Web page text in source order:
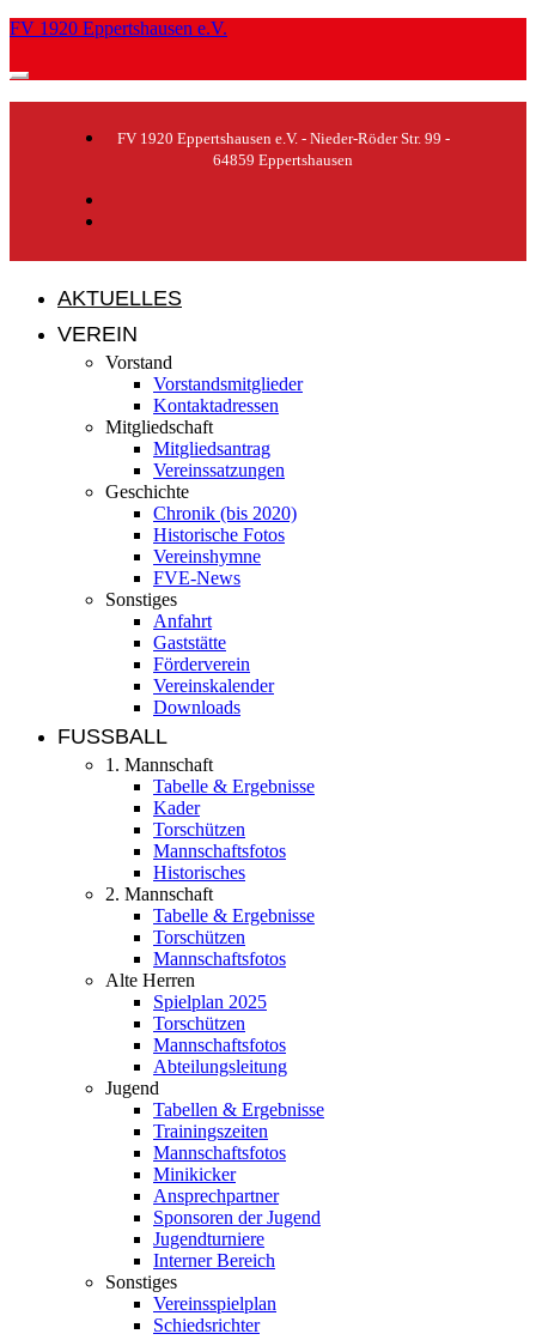
FV 1920 Eppertshausen e.V.
FV 1920 Eppertshausen e.V. - Nieder-Röder Str. 99 -
64859 Eppertshausen
AKTUELLES
VEREIN
Vorstand
Vorstandsmitglieder
Kontaktadressen
Mitgliedschaft
Mitgliedsantrag
Vereinssatzungen
Geschichte
Chronik (bis 2020)
Historische Fotos
Vereinshymne
FVE-News
Sonstiges
Anfahrt
Gaststätte
Förderverein
Vereinskalender
Downloads
FUSSBALL
1. Mannschaft
Tabelle & Ergebnisse
Kader
Torschützen
Mannschaftsfotos
Historisches
2. Mannschaft
Tabelle & Ergebnisse
Torschützen
Mannschaftsfotos
Alte Herren
Spielplan 2025
Torschützen
Mannschaftsfotos
Abteilungsleitung
Jugend
Tabellen & Ergebnisse
Trainingszeiten
Mannschaftsfotos
Minikicker
Ansprechpartner
Sponsoren der Jugend
Jugendturniere
Interner Bereich
Sonstiges
Vereinsspielplan
Schiedsrichter